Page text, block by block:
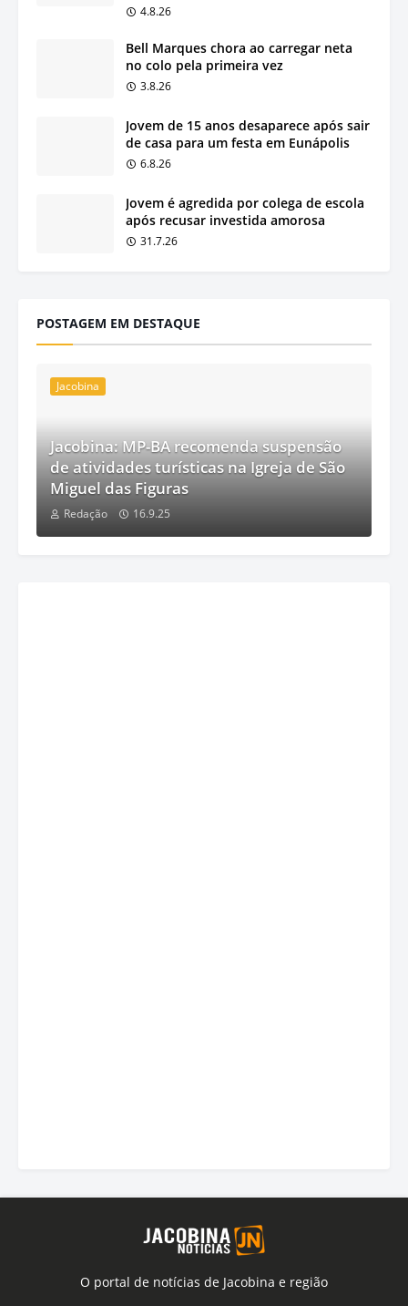
4.8.26
Bell Marques chora ao carregar neta
no colo pela primeira vez
3.8.26
Jovem de 15 anos desaparece após sair
de casa para um festa em Eunápolis
6.8.26
Jovem é agredida por colega de escola
após recusar investida amorosa
31.7.26
POSTAGEM EM DESTAQUE
Jacobina
Jacobina: MP-BA recomenda suspensão
de atividades turísticas na Igreja de São
Miguel das Figuras
Redação 16.9.25
O portal de notícias de Jacobina e região